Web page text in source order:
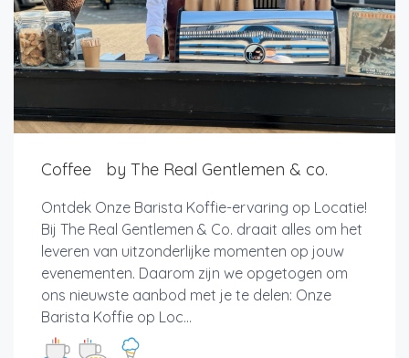
Coffee by The Real Gentlemen & co.
Ontdek Onze Barista Koffie-ervaring op Locatie!
Bij The Real Gentlemen & Co. draait alles om het
leveren van uitzonderlijke momenten op jouw
evenementen. Daarom zijn we opgetogen om
ons nieuwste aanbod met je te delen: Onze
Barista Koffie op Loc...